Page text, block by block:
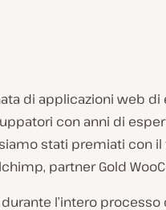
di applicazioni web
con anni di
stati premiati con
partner Gold
l’intero